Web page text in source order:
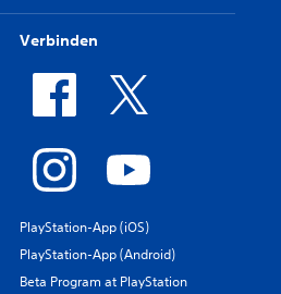
Verbinden
PlayStation-App (iOS)
PlayStation-App (Android)
Beta Program at PlayStation